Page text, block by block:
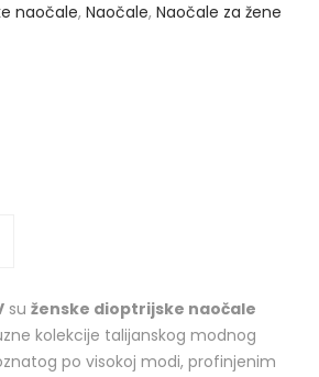
naočale, Naočale, Naočale za žene
su ženske dioptrijske naočale
kolekcije talijanskog modnog
po visokoj modi, profinjenim